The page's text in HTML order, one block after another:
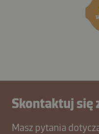
Skontaktuj się
Masz pytania